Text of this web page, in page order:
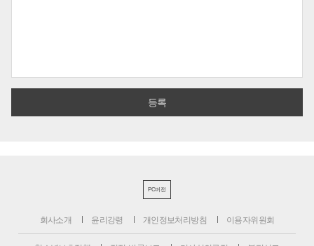
PC버전
회사소개 윤리강령 개인정보처리방침 이용자위원회